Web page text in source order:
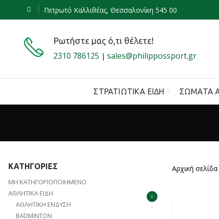
Πετρωτό Καλλιθέας, Θεσσαλονίκη 545 00
Ρωτήστε μας ό,τι θέλετε!
2310 786125 | sales@philippossport.gr
ΣΤΡΑΤΙΩΤΙΚΆ ΕΊΔΗ ΣΏΜΑΤΑ
ΚΑΤΗΓΟΡΊΕΣ
ΜΗ ΚΑΤΗΓΟΡΙΟΠΟΙΗΜΈΝΟ
ΑΘΛΗΤΙΚΆ ΕΊΔΗ
ΑΘΛΗΤΙΚΉ ΈΝΔΥΣΗ
BADMINTON
Αρχική σελίδα